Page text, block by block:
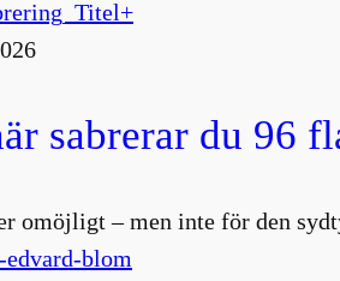
sabrerar du 96
omöjligt – men inte för den